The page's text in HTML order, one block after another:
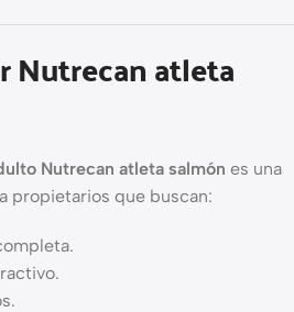
Nutrecan atleta
Nutrecan atleta salmón es una
propietarios que buscan: